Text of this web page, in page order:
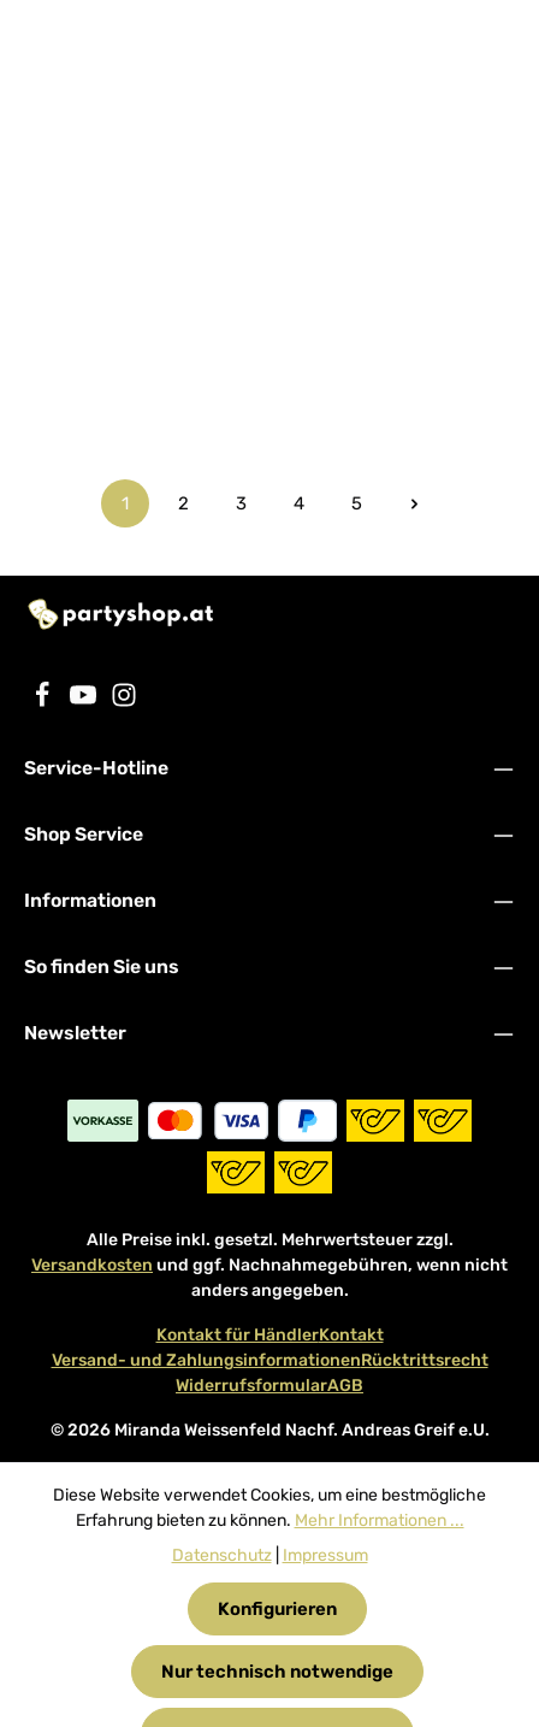
Seite
1
Seite
2
Seite
3
Seite
4
Seite
5
Service-Hotline
Shop Service
Informationen
So finden Sie uns
Newsletter
Alle Preise inkl. gesetzl. Mehrwertsteuer zzgl.
Versandkosten und ggf. Nachnahmegebühren, wenn nicht
anders angegeben.
© 2026 Miranda Weissenfeld Nachf. Andreas Greif e.U.
Kontakt für HändlerKontakt
Versand- und ZahlungsinformationenRücktrittsrecht
WiderrufsformularAGB
Diese Website verwendet Cookies, um eine bestmögliche
Erfahrung bieten zu können. Mehr Informationen ...
Datenschutz| Impressum
Nur technisch notwendige
Konfigurieren